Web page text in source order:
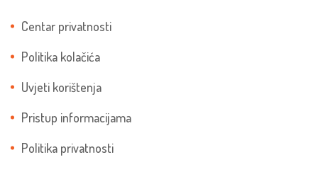
Centar privatnosti
Politika kolačića
Uvjeti korištenja
Pristup informacijama
Politika privatnosti